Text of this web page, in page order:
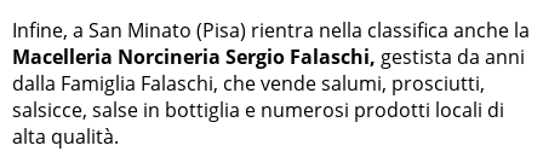
Infine, a San Minato (Pisa) rientra nella classifica anche la
Macelleria Norcineria Sergio Falaschi, gestista da anni
dalla Famiglia Falaschi, che vende salumi, prosciutti,
salsicce, salse in bottiglia e numerosi prodotti locali di
alta qualità.